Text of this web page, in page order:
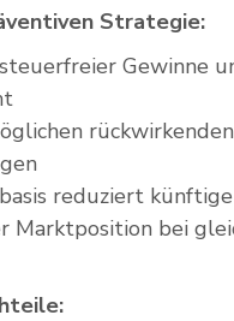
Strategie:
Gewinne
rückwirkenden
reduziert
Marktposition bei